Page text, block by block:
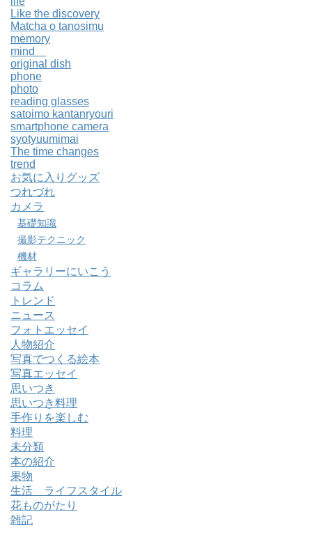
Like the discovery
Matcha o tanosimu
memory
mind
original dish
phone
photo
reading glasses
satoimo kantanryouri
smartphone camera
syotyuumimai
The time changes
trend
お気に入りグッズ
つれづれ
カメラ
基礎知識
撮影テクニック
機材
ギャラリーにいこう
コラム
トレンド
ニュース
フォトエッセイ
人物紹介
写真でつくる絵本
写真エッセイ
思いつき
思いつき料理
手作りを楽しむ
料理
未分類
本の紹介
果物
生活 ライフスタイル
花ものがたり
雑記